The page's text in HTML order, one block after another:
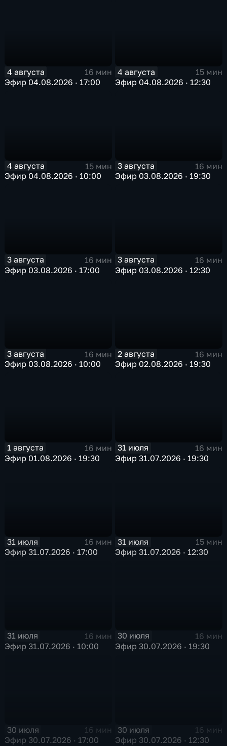
4 августа
16 мин
Эфир 04.08.2026 · 17:00
4 августа
15 мин
Эфир 04.08.2026 · 12:30
4 августа
15 мин
Эфир 04.08.2026 · 10:00
3 августа
16 мин
Эфир 03.08.2026 · 19:30
3 августа
16 мин
Эфир 03.08.2026 · 17:00
3 августа
16 мин
Эфир 03.08.2026 · 12:30
3 августа
16 мин
Эфир 03.08.2026 · 10:00
2 августа
16 мин
Эфир 02.08.2026 · 19:30
1 августа
16 мин
Эфир 01.08.2026 · 19:30
31 июля
16 мин
Эфир 31.07.2026 · 19:30
31 июля
16 мин
Эфир 31.07.2026 · 17:00
31 июля
15 мин
Эфир 31.07.2026 · 12:30
31 июля
16 мин
Эфир 31.07.2026 · 10:00
30 июля
16 мин
Эфир 30.07.2026 · 19:30
30 июля
16 мин
Эфир 30.07.2026 · 17:00
30 июля
16 мин
Эфир 30.07.2026 · 12:30